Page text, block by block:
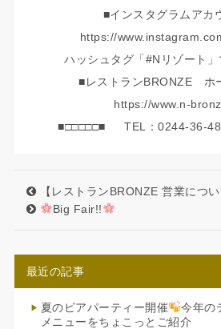
■インスタグラムアカ
https://
ハッシュタグ「#Nリゾート
■レストランBRONZE ホ
https://www.n-
■□□□□□■ TEL：0244-36-
【レストランBRONZE 営業につい
Big Fair!!
最近の記事
夏のビアパーティー開催
今年の
メニューをちょこっとご紹介